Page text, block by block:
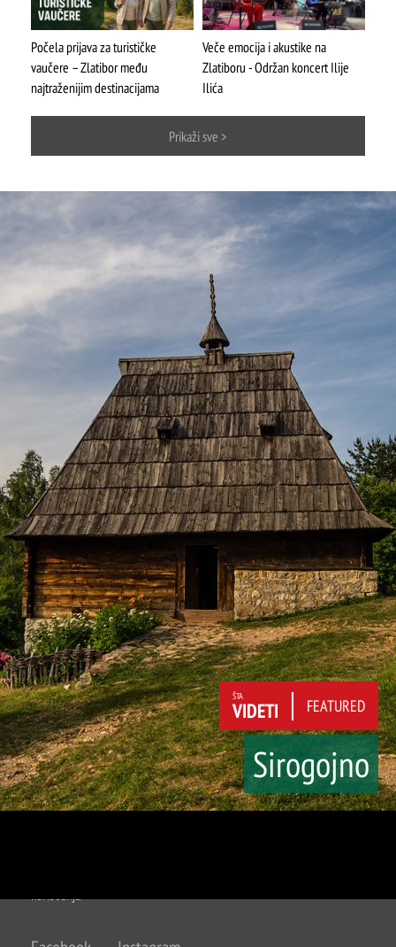
Počela prijava za turističke
vaučere – Zlatibor među
najtraženijim destinacijama
Veče emocija i akustike na
Zlatiboru - Održan koncert Ilije
Ilića
Prikaži sve >
ŠTA
Mokra gora
ŠTA
VIDETI FEATURED
Sirogojno
korišćenja